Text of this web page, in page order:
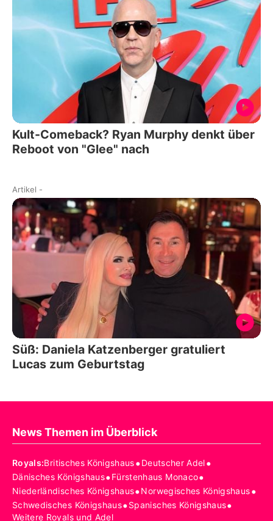
Kult-Comeback? Ryan Murphy denkt über
Reboot von "Glee" nach
Artikel -
Süß: Daniela Katzenberger gratuliert
Lucas zum Geburtstag
News Themen im Überblick
Royals:Britisches Königshaus•Deutscher Adel•
Dänisches Königshaus•Fürstenhaus Monaco•
Niederländisches Königshaus•Norwegisches Königshaus•
Schwedisches Königshaus•Spanisches Königshaus•
Weitere Royals und Adel